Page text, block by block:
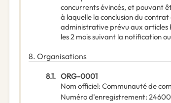
concurrents évincés, et pouvant
à laquelle la conclusion du
administrative prévu aux articles
les 2 mois suivant la notification
8. Organisations
8.1. ORG-0001
Nom officiel: Communauté de
Numéro d’enregistrement: